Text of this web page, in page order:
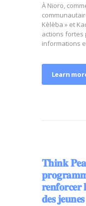
À Nioro,
Kèlèba » et
actions fortes
informations
Learn
𝐓𝐡𝐢𝐧𝐤
𝐫𝐞𝐧𝐟𝐨𝐫𝐜𝐞𝐫
𝐝𝐞𝐬